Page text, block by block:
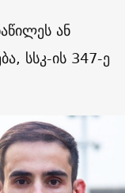
ან
სსკ-ის 347-ე